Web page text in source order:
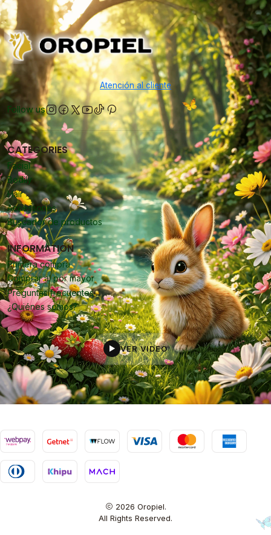
Atención al cliente
Follow us
CATEGORIES
Facial
Bodily
Hair
Accessories
Buscador de productos
INFORMATION
Primera compra
Comprar al por mayor
Preguntas frecuentes
¿Quiénes somos?
▶ VER VIDEO
2026 Oropiel.
All Rights Reserved.